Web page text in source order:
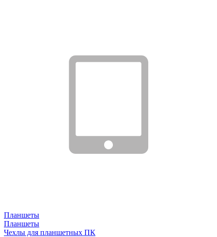
Планшеты
Планшеты
Чехлы для планшетных ПК